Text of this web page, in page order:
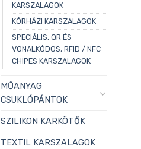
KARSZALAGOK
KÓRHÁZI KARSZALAGOK
SPECIÁLIS, QR ÉS
VONALKÓDOS, RFID / NFC
CHIPES KARSZALAGOK
MŰANYAG
CSUKLÓPÁNTOK
SZILIKON KARKÖTŐK
TEXTIL KARSZALAGOK